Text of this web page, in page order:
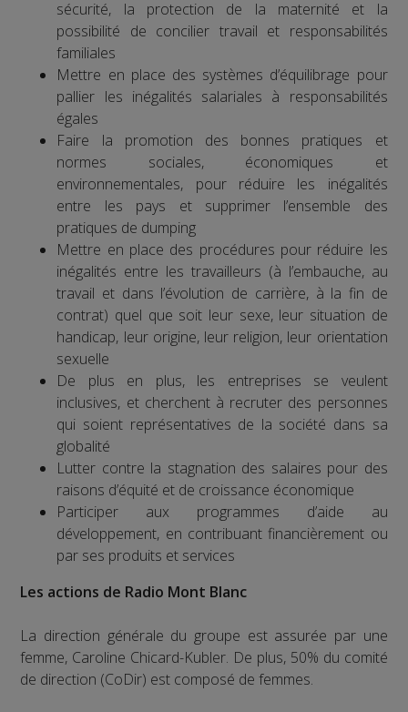
sécurité, la protection de la maternité et la
possibilité de concilier travail et responsabilités
familiales
Mettre en place des systèmes d’équilibrage pour
pallier les inégalités salariales à responsabilités
égales
Faire la promotion des bonnes pratiques et
normes sociales, économiques et
environnementales, pour réduire les inégalités
entre les pays et supprimer l’ensemble des
pratiques de dumping
Mettre en place des procédures pour réduire les
inégalités entre les travailleurs (à l’embauche, au
travail et dans l’évolution de carrière, à la fin de
contrat) quel que soit leur sexe, leur situation de
handicap, leur origine, leur religion, leur orientation
sexuelle
De plus en plus, les entreprises se veulent
inclusives, et cherchent à recruter des personnes
qui soient représentatives de la société dans sa
globalité
Lutter contre la stagnation des salaires pour des
raisons d’équité et de croissance économique
Participer aux programmes d’aide au
développement, en contribuant financièrement ou
par ses produits et services
Les actions de Radio Mont Blanc
La direction générale du groupe est assurée par une
femme, Caroline Chicard-Kubler. De plus, 50% du comité
de direction (CoDir) est composé de femmes.